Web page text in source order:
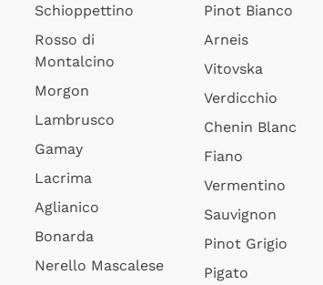
Schioppettino
Rosso di
Montalcino
Morgon
Lambrusco
Gamay
Lacrima
Aglianico
Bonarda
Nerello Mascalese
Pinot Bianco
Arneis
Vitovska
Verdicchio
Chenin Blanc
Fiano
Vermentino
Sauvignon
Pinot Grigio
Pigato